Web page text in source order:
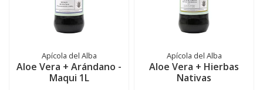
Apícola del Alba
Aloe Vera + Arándano -
Maqui 1L
Apícola del Alba
Aloe Vera + Hierbas
Nativas